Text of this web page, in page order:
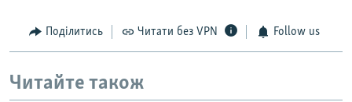
Поділитись Читати без VPN Follow us
Читайте також